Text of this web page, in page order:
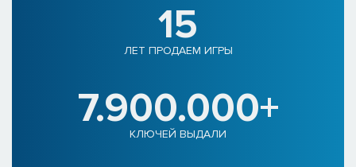
15
ЛЕТ ПРОДАЕМ ИГРЫ
7.900.000+
КЛЮЧЕЙ ВЫДАЛИ